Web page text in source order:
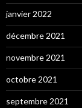
janvier 2022
décembre 2021
novembre 2021
octobre 2021
septembre 2021